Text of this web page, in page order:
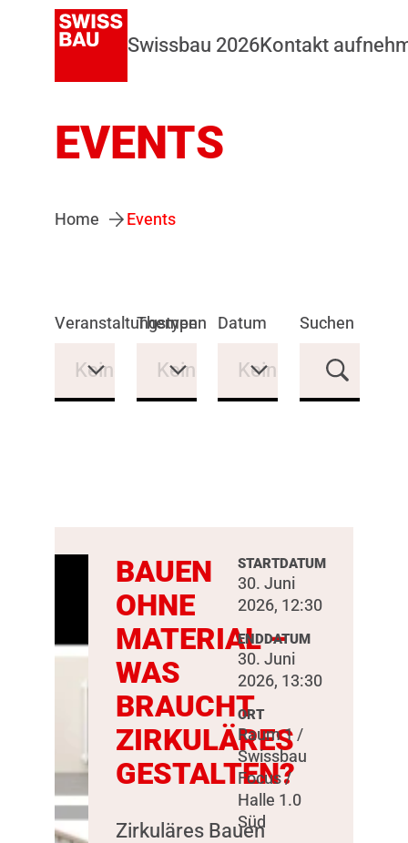
Swissbau 2026Kontakt
EVENTS
Home Events
Veranstaltungstypen
Keine Auswahl
Themen
Keine Auswahl
Datum
Keine Auswahl
Suchen
BAUEN
OHNE
MATERIAL –
WAS
BRAUCHT
ZIRKULÄRES
GESTALTEN?
Zirkuläres Bauen
STARTDATUM
30. Juni
2026, 12:30
ENDDATUM
30. Juni
2026, 13:30
ORT
Raum 1 /
Swissbau
Focus /
Halle 1.0
Süd